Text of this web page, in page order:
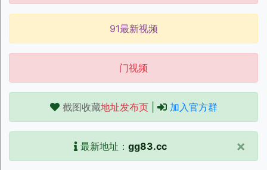
91最新视频
门视频
截图收藏地址发布页| 加入官方群
最新地址： gg83.cc ×